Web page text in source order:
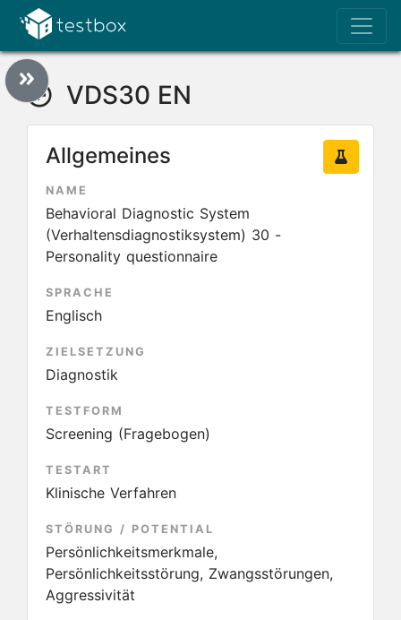
VDS30 EN
Allgemeines
NAME
Behavioral Diagnostic System
(Verhaltensdiagnostiksystem) 30 -
Personality questionnaire
SPRACHE
Englisch
ZIELSETZUNG
Diagnostik
TESTFORM
Screening (Fragebogen)
TESTART
Klinische Verfahren
STÖRUNG / POTENTIAL
Persönlichkeitsmerkmale,
Persönlichkeitsstörung, Zwangsstörungen,
Aggressivität